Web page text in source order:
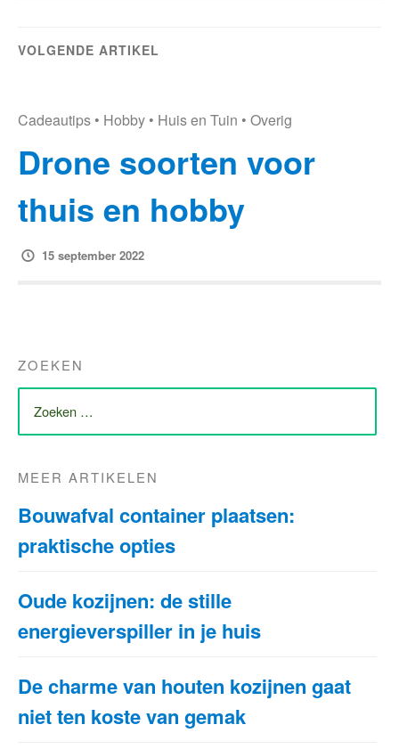
VOLGENDE ARTIKEL
Cadeautips • Hobby • Huis en Tuin • Overig
Drone soorten voor
thuis en hobby
15 september 2022
ZOEKEN
ZOEK
NAAR:
MEER ARTIKELEN
Bouwafval container plaatsen:
praktische opties
Oude kozijnen: de stille
energieverspiller in je huis
De charme van houten kozijnen gaat
niet ten koste van gemak